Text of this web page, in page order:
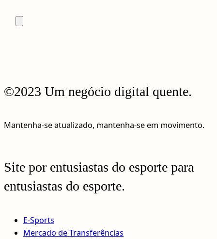
©2023 Um negócio digital quente.
Mantenha-se atualizado, mantenha-se em movimento.
Site por entusiastas do esporte para
entusiastas do esporte.
E-Sports
Mercado de Transferências